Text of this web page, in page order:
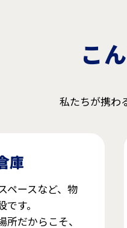
こ
私たちが携わ
庫
ペースなど、物
す。
所だからこそ、